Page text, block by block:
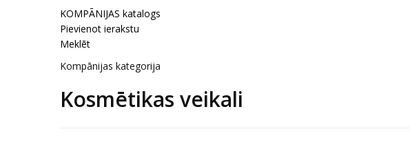
KOMPĀNIJAS katalogs
Pievienot ierakstu
Meklēt
Kompānijas kategorija
Kosmētikas veikali